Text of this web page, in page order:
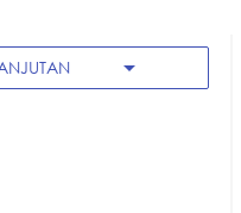
arrow_drop_down